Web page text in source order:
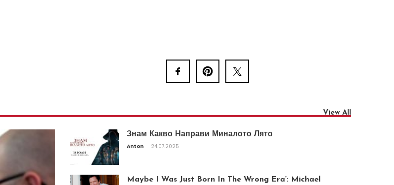
View All
Знам Какво Направи Миналото Лято
Anton 24.07.2025
Maybe I Was Just Born In The Wrong Era’: Michael